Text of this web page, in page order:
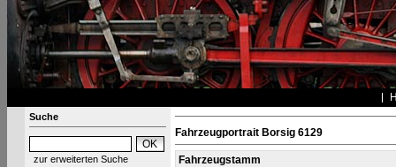
Suche
zur erweiterten Suche
Fahrzeugportrait Borsig 6129
Fahrzeugstamm